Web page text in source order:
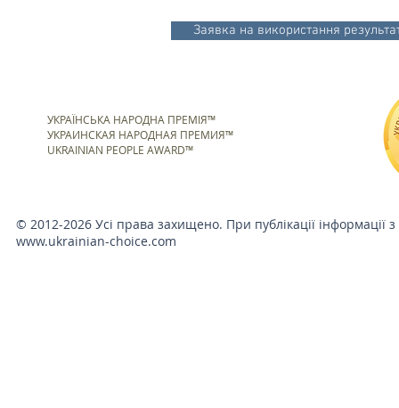
Заявка на використання
УКРАЇНСЬКА НАРОДНА ПРЕМІЯ™
УКРАИНСКАЯ НАРОДНАЯ ПРЕМИЯ™
UKRAINIAN PEOPLE AWARD™
© 2012-2026 Усі права захищено. При публікації інформації
www.ukrainian-choice.com